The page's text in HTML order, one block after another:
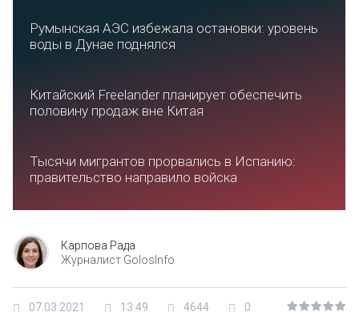
Румынская АЭС избежала остановки: уровень
воды в Дунае поднялся
Китайский Freelander планирует обеспечить
половину продаж вне Китая
Тысячи мигрантов прорвались в Испанию:
правительство направило войска
Карпова Рада
Журналист GolosInfo
07.03.2021 13:49 4644 0